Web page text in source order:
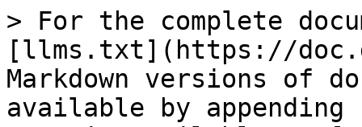
> For the complete
[llms.txt](https://
Markdown versions of
available by